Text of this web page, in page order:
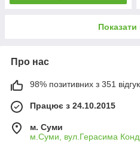
Про нас
98% позитивних з 351
Працює з 24.10.2015
м. Суми
м.Суми, вул.Герасима